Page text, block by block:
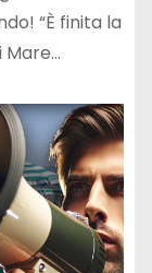
“È finita la
Mare…